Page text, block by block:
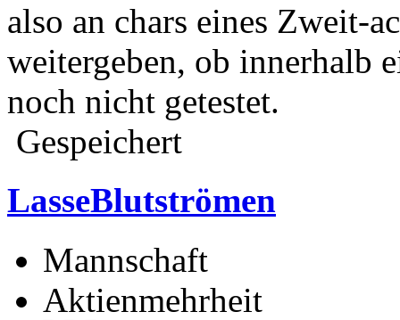
also an chars eines Zweit-
weitergeben, ob innerhalb
noch nicht getestet.
Gespeichert
LasseBlutströmen
Mannschaft
Aktienmehrheit